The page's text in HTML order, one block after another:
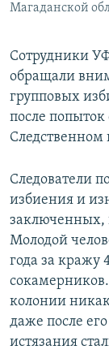
Все сайты
Магаданской
Сотрудники
обращали
групповых
после
Следственном
Следователи
избиения и
заключенных,
Молодой
года за кражу
колонии
даже после
истязания